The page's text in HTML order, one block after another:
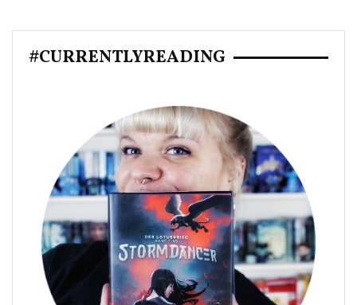
#CURRENTLYREADING